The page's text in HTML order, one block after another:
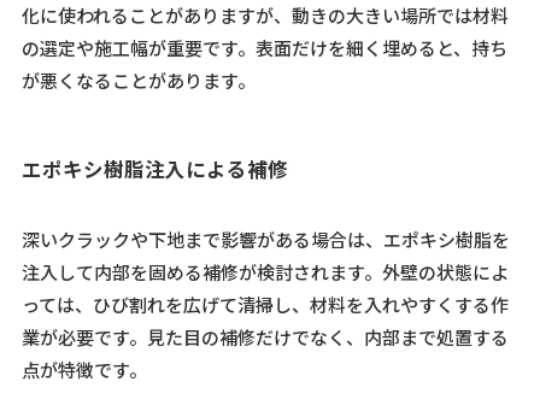
化に使われることがありますが、動きの大きい場所では材料
の選定や施工幅が重要です。表面だけを細く埋めると、持ち
が悪くなることがあります。
エポキシ樹脂注入による補修
深いクラックや下地まで影響がある場合は、エポキシ樹脂を
注入して内部を固める補修が検討されます。外壁の状態によ
っては、ひび割れを広げて清掃し、材料を入れやすくする作
業が必要です。見た目の補修だけでなく、内部まで処置する
点が特徴です。